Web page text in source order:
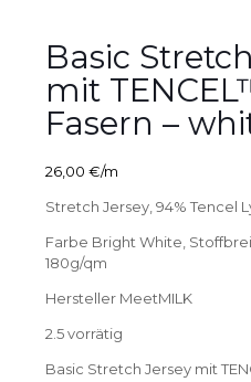
Basic
mit
Fasern –
26,00 €/m
Stretch Jersey, 94% Tencel
Farbe Bright White,
180g/qm
Hersteller MeetMILK
2.5 vorrätig
Basic Stretch Jersey mit